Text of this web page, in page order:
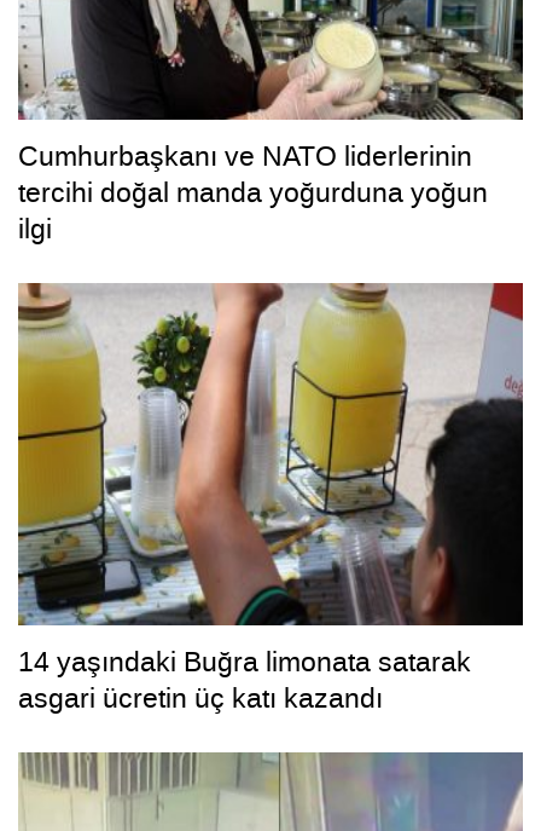
Cumhurbaşkanı ve NATO liderlerinin
tercihi doğal manda yoğurduna yoğun
ilgi
14 yaşındaki Buğra limonata satarak
asgari ücretin üç katı kazandı